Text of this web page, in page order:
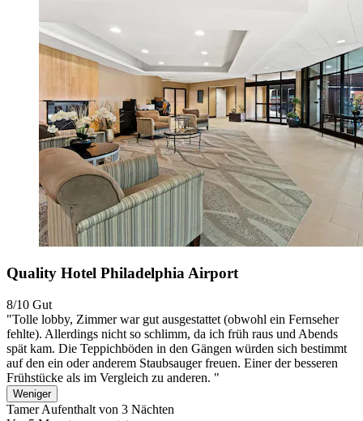
Quality Hotel Philadelphia Airport
8/10 Gut
"Tolle lobby, Zimmer war gut ausgestattet (obwohl ein Fernseher
fehlte). Allerdings nicht so schlimm, da ich früh raus und Abends
spät kam. Die Teppichböden in den Gängen würden sich bestimmt
auf den ein oder anderem Staubsauger freuen. Einer der besseren
Frühstücke als im Vergleich zu anderen. "
Weniger
TamerAufenthalt von 3 Nächten